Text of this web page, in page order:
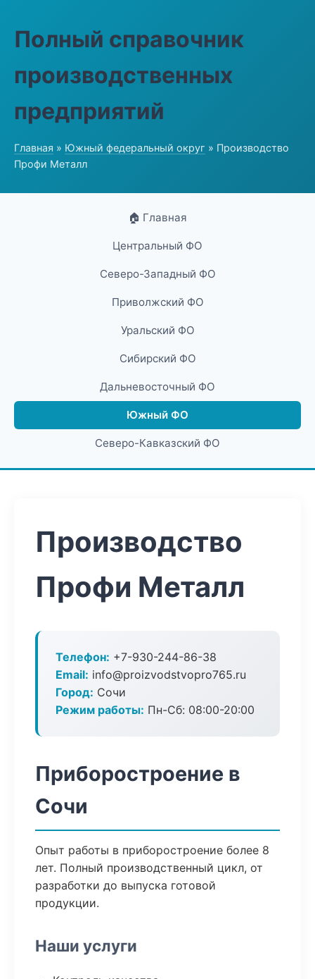
Полный справочник
производственных
предприятий
Главная » Южный федеральный округ » Производство
Профи Металл
🏠 Главная
Центральный ФО
Северо-Западный ФО
Приволжский ФО
Уральский ФО
Сибирский ФО
Дальневосточный ФО
Южный ФО
Северо-Кавказский ФО
Производство
Профи Металл
Телефон: +7-930-244-86-38
Email: info@proizvodstvopro765.ru
Город: Сочи
Режим работы: Пн-Сб: 08:00-20:00
Приборостроение в
Сочи
Опыт работы в приборостроение более 8
лет. Полный производственный цикл, от
разработки до выпуска готовой
продукции.
Наши услуги